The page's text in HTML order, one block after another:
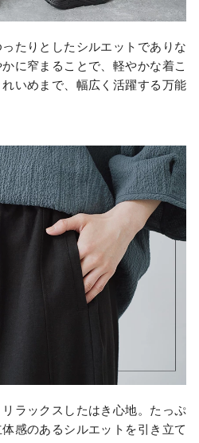
たりとしたシルエットでありな
に窄まることで、軽やかな着こ
いめまで、幅広く活躍する万能
ラックスしたはき心地。たっぷ
感のあるシルエットを引き立て